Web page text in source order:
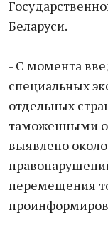
Беларуси.
- С момента
специальных
отдельных
таможенными
выявлено
перемещения